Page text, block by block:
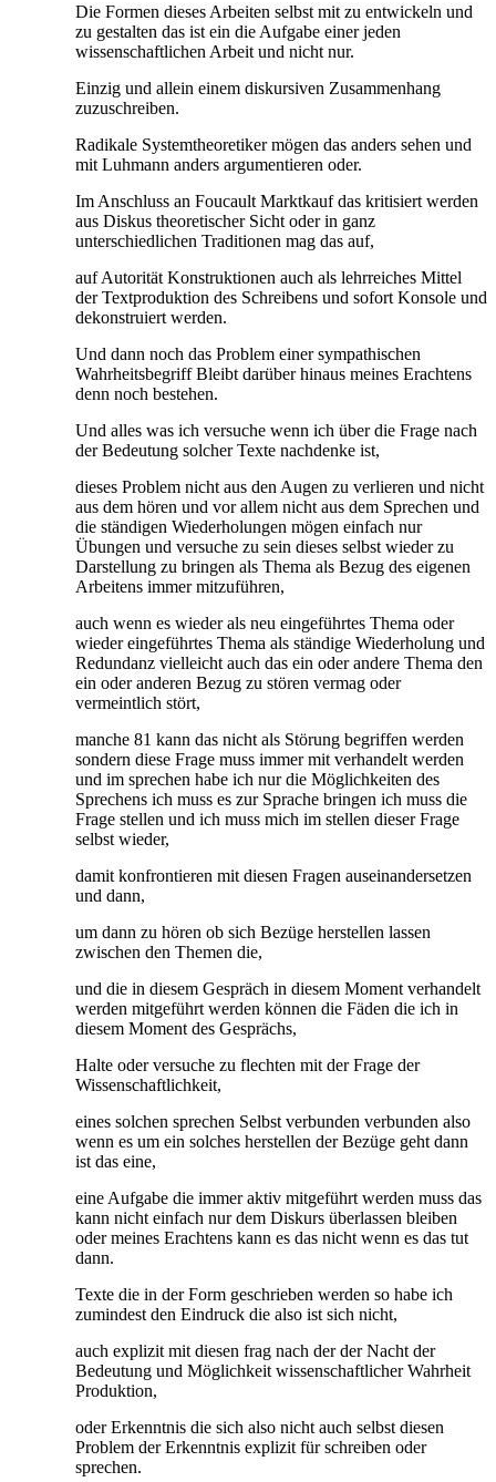
Die Formen dieses Arbeiten selbst mit zu entwickeln und
zu gestalten das ist ein die Aufgabe einer jeden
wissenschaftlichen Arbeit und nicht nur.
Einzig und allein einem diskursiven Zusammenhang
zuzuschreiben.
Radikale Systemtheoretiker mögen das anders sehen und
mit Luhmann anders argumentieren oder.
Im Anschluss an Foucault Marktkauf das kritisiert werden
aus Diskus theoretischer Sicht oder in ganz
unterschiedlichen Traditionen mag das auf,
auf Autorität Konstruktionen auch als lehrreiches Mittel
der Textproduktion des Schreibens und sofort Konsole und
dekonstruiert werden.
Und dann noch das Problem einer sympathischen
Wahrheitsbegriff Bleibt darüber hinaus meines Erachtens
denn noch bestehen.
Und alles was ich versuche wenn ich über die Frage nach
der Bedeutung solcher Texte nachdenke ist,
dieses Problem nicht aus den Augen zu verlieren und nicht
aus dem hören und vor allem nicht aus dem Sprechen und
die ständigen Wiederholungen mögen einfach nur
Übungen und versuche zu sein dieses selbst wieder zu
Darstellung zu bringen als Thema als Bezug des eigenen
Arbeitens immer mitzuführen,
auch wenn es wieder als neu eingeführtes Thema oder
wieder eingeführtes Thema als ständige Wiederholung und
Redundanz vielleicht auch das ein oder andere Thema den
ein oder anderen Bezug zu stören vermag oder
vermeintlich stört,
manche 81 kann das nicht als Störung begriffen werden
sondern diese Frage muss immer mit verhandelt werden
und im sprechen habe ich nur die Möglichkeiten des
Sprechens ich muss es zur Sprache bringen ich muss die
Frage stellen und ich muss mich im stellen dieser Frage
selbst wieder,
damit konfrontieren mit diesen Fragen auseinandersetzen
und dann,
um dann zu hören ob sich Bezüge herstellen lassen
zwischen den Themen die,
und die in diesem Gespräch in diesem Moment verhandelt
werden mitgeführt werden können die Fäden die ich in
diesem Moment des Gesprächs,
Halte oder versuche zu flechten mit der Frage der
Wissenschaftlichkeit,
eines solchen sprechen Selbst verbunden verbunden also
wenn es um ein solches herstellen der Bezüge geht dann
ist das eine,
eine Aufgabe die immer aktiv mitgeführt werden muss das
kann nicht einfach nur dem Diskurs überlassen bleiben
oder meines Erachtens kann es das nicht wenn es das tut
dann.
Texte die in der Form geschrieben werden so habe ich
zumindest den Eindruck die also ist sich nicht,
auch explizit mit diesen frag nach der der Nacht der
Bedeutung und Möglichkeit wissenschaftlicher Wahrheit
Produktion,
oder Erkenntnis die sich also nicht auch selbst diesen
Problem der Erkenntnis explizit für schreiben oder
sprechen.